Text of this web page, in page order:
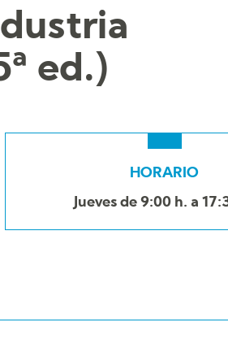
ed.)
HORARIO
Jueves de 9:00 h. a